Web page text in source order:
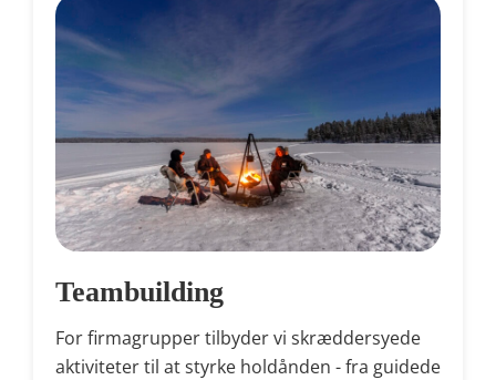
Teambuilding
For firmagrupper tilbyder vi skræddersyede
aktiviteter til at styrke holdånden - fra guidede